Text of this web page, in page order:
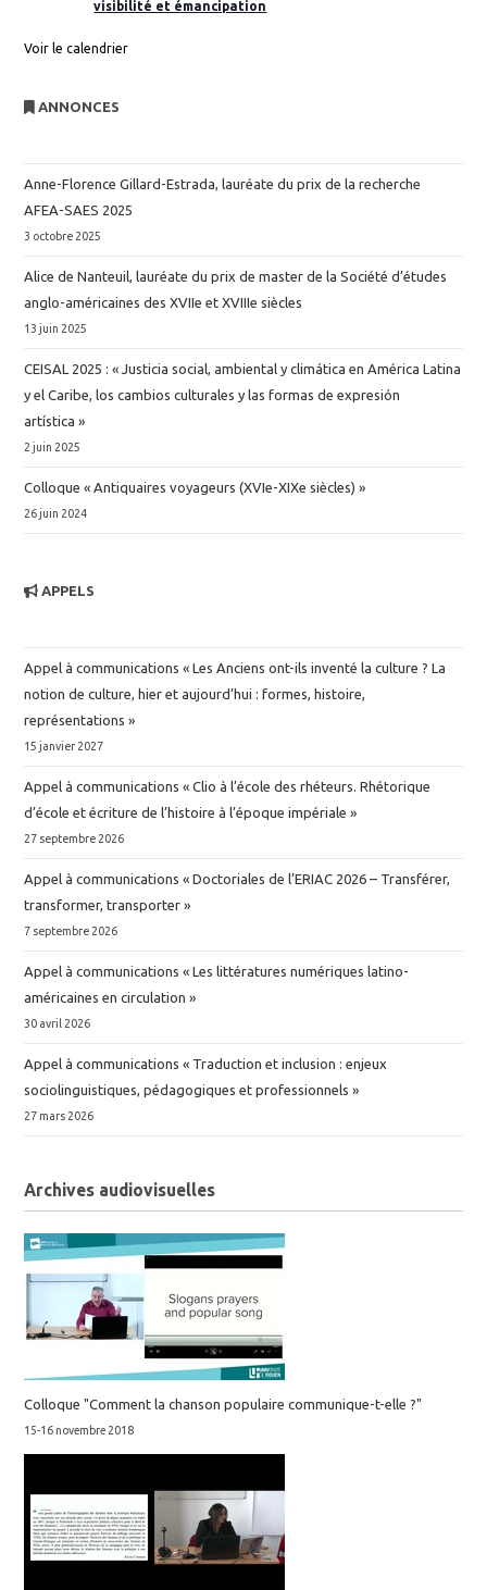
visibilité et émancipation
Voir le calendrier
ANNONCES
Anne-Florence Gillard-Estrada, lauréate du prix de la recherche
AFEA-SAES 2025
3 octobre 2025
Alice de Nanteuil, lauréate du prix de master de la Société d’études
anglo-américaines des XVIIe et XVIIIe siècles
13 juin 2025
CEISAL 2025 : « Justicia social, ambiental y climática en América Latina
y el Caribe, los cambios culturales y las formas de expresión
artística »
2 juin 2025
Colloque « Antiquaires voyageurs (XVIe-XIXe siècles) »
26 juin 2024
APPELS
Appel à communications « Les Anciens ont-ils inventé la culture ? La
notion de culture, hier et aujourd’hui : formes, histoire,
représentations »
15 janvier 2027
Appel à communications « Clio à l’école des rhéteurs. Rhétorique
d’école et écriture de l’histoire à l’époque impériale »
27 septembre 2026
Appel à communications « Doctoriales de l’ERIAC 2026 – Transférer,
transformer, transporter »
7 septembre 2026
Appel à communications « Les littératures numériques latino-
américaines en circulation »
30 avril 2026
Appel à communications « Traduction et inclusion : enjeux
sociolinguistiques, pédagogiques et professionnels »
27 mars 2026
Archives audiovisuelles
Colloque "Comment la chanson populaire communique-t-elle ?"
15-16 novembre 2018